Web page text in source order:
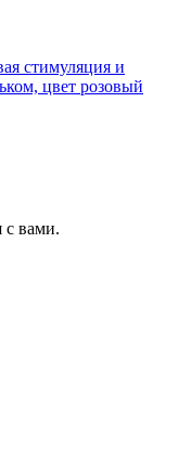
стимуляция и
цвет розовый
с вами.